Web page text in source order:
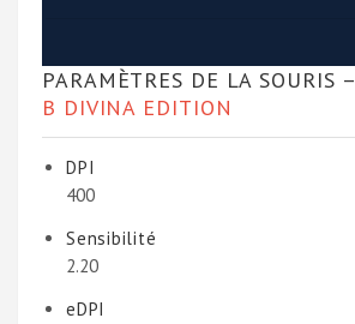
PARAMÈTRES DE LA SOURIS –
B DIVINA EDITION
DPI
400
Sensibilité
2.20
eDPI